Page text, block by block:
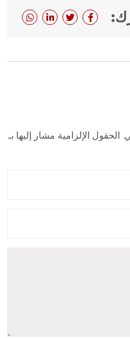
الحقول الإلزامية مشار إليها بـ